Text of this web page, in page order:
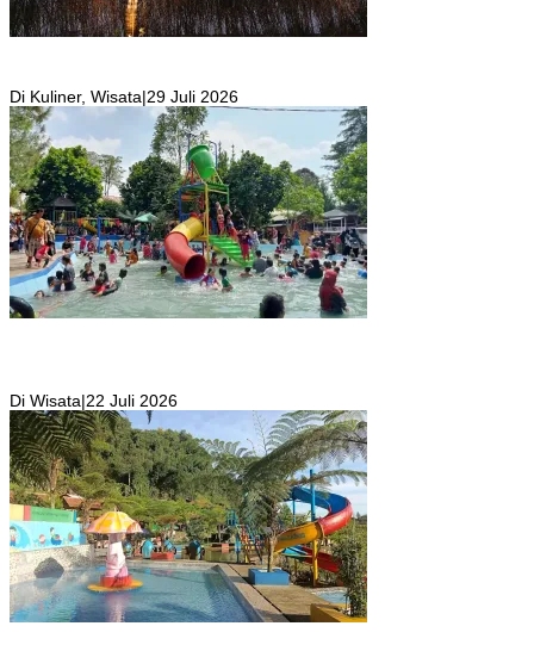
Di Kuliner, Wisata|29 Juli 2026
Di Wisata|22 Juli 2026